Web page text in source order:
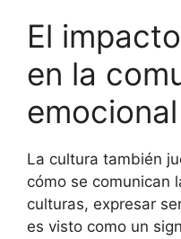
El
en la
emocional
La cultura también
cómo se comunican
culturas, expresar
es visto como un